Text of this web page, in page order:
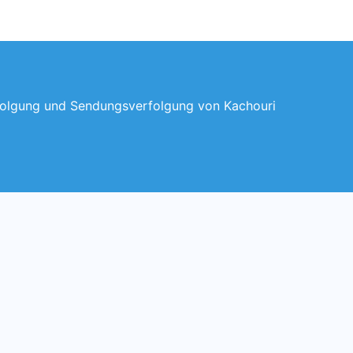
und Sendungsverfolgung von Kachouri